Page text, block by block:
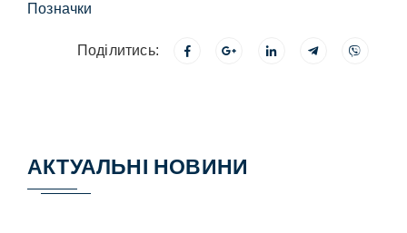
Позначки
Поділитись:
АКТУАЛЬНІ НОВИНИ